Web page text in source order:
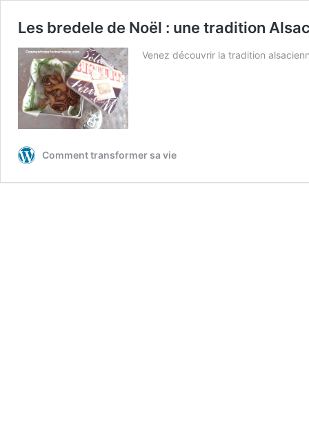
Les bredele de Noël : une tradition
Venez découvrir la tradition
Comment transformer sa vie